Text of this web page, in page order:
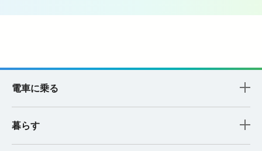
電車に乗る
暮らす